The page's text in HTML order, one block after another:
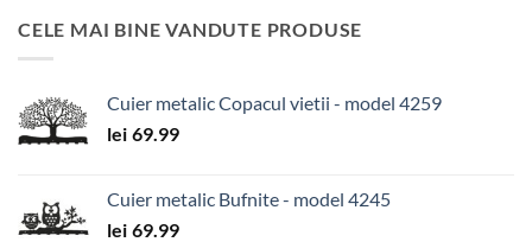
CELE MAI BINE VANDUTE PRODUSE
Cuier metalic Copacul vietii - model 4259
lei 69.99
Cuier metalic Bufnite - model 4245
lei 69.99